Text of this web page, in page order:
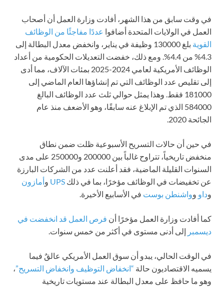
في وقت سابق من هذا الشهر، أفادت وزارة العمل أن أصحاب
العمل في الولايات المتحدة أضافوا عددًا مفاجئًا من الوظائف
القوية
بلغ 130000 وظيفة في يناير، وانخفض معدل البطالة إلى
4.3% من 4.4%. ومع ذلك، خفضت التعديلات الحكومية من أعداد
الوظائف الأمريكية لعامي 2024-2025 بمئات الآلاف، مما أدى
إلى تقليص عدد الوظائف التي تم إنشاؤها العام الماضي إلى
181000 فقط. وهذا يمثل حوالي ثلث عدد الوظائف البالغ
584000 الذي تم الإبلاغ عنه سابقًا، وهو الأضعف منذ عام
الجائحة 2020.
في حين أن حالات التسريح الأسبوعية ظلت ضمن نطاق
منخفض تاريخياً، تتراوح غالباً بين 200000 و250000 على مدى
السنوات القليلة الماضية، فقد أعلنت عدد من الشركات البارزة
عن تخفيضات في الوظائف مؤخرًا، بما في ذلك UPS وأمازون
وداو وواشنطن بوست في الأسابيع الأخيرة.
كما أفادت وزارة العمل مؤخرًا أن فرص العمل قد انخفضت في
ديسمبر إلى أدنى مستوى في أكثر من خمس سنوات.
في الوقت الحالي، يبدو أن سوق العمل الأمريكي عالقٌ فيما
يسميه الاقتصاديون حالة “انخفاض التوظيف وانخفاض التسريح”،
وهو ما حافظ على معدل البطالة عند مستويات تاريخية